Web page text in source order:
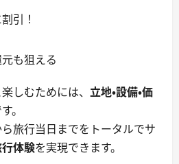
引！
も狙える
しむためには、 立地・設備・価
。
旅行当日までをトータルでサ
体験を実現できます。